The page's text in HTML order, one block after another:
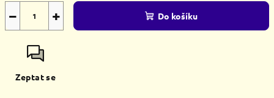
+
− Do košíku
Zeptat se